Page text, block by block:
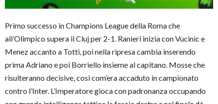
Primo successo in Champions League della Roma che
all’Olimpico supera il Cluj per 2-1. Ranieri inizia con Vucinic e
Menez accanto a Totti, poi nella ripresa cambia inserendo
prima Adriano e poi Borriello insieme al capitano. Mosse che
risulteranno decisive, così com’era accaduto in campionato
contro l’Inter. L’Imperatore gioca con padronanza occupando